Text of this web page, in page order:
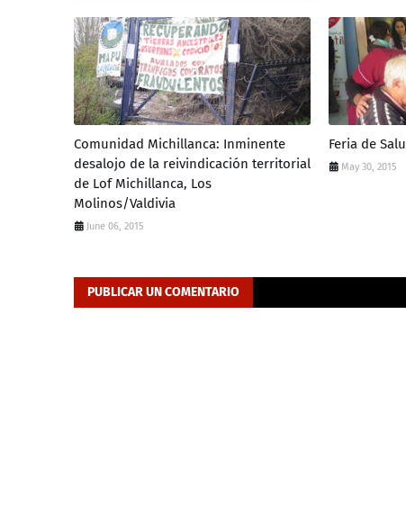
Comunidad Michillanca: Inminente
desalojo de la reivindicación territorial
de Lof Michillanca, Los
Molinos/Valdivia
June 06, 2015
Feria de
May 30, 2015
PUBLICAR UN COMENTARIO